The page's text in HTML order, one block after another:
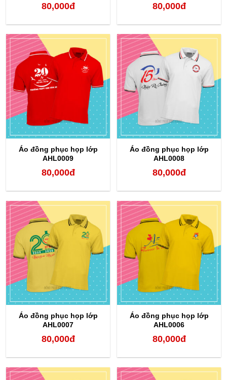
80,000đ 80,000đ
Áo đồng phục họp lớp
AHL0009
80,000đ
Áo đồng phục họp lớp
AHL0008
80,000đ
Áo đồng phục họp lớp
AHL0007
80,000đ
Áo đồng phục họp lớp
AHL0006
80,000đ